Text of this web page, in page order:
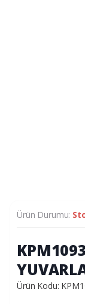
Ürün Durumu:
Ürün Kodu: